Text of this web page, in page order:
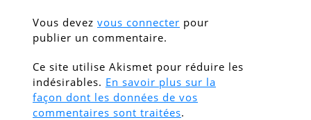
Vous devez vous connecter pour
publier un commentaire.
Ce site utilise Akismet pour réduire les
indésirables. En savoir plus sur la
façon dont les données de vos
commentaires sont traitées.